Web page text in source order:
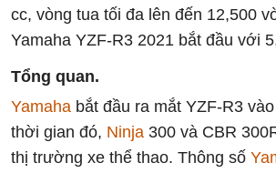
cc, vòng tua tối đa lên đến 12,500
Yamaha YZF-R3 2021 bắt đầu với
Tổng quan.
Yamaha bắt đầu ra mắt YZF-R3
thời gian đó, Ninja 300 và CBR
thị trường xe thể thao. Thông số